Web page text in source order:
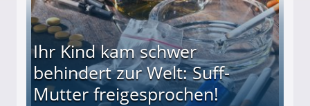
Ihr Kind kam schwer
behindert zur Welt: Suff-
Mutter freigesprochen!